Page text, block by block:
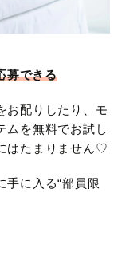
募できる
お配りしたり、モ
ムを無料でお試し
はたまりません♡
手に入る“部員限